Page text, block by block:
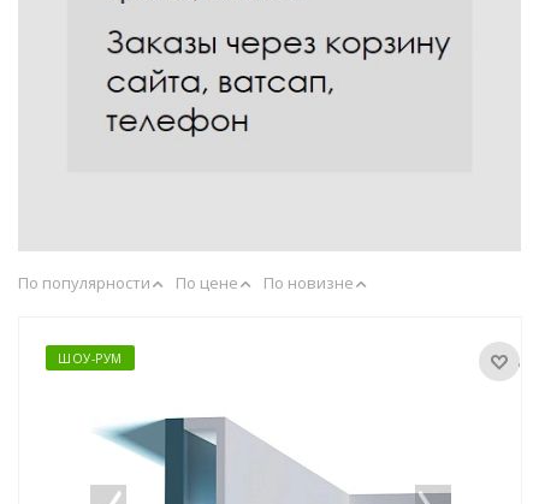
По популярности По цене По новизне
ШОУ-РУМ